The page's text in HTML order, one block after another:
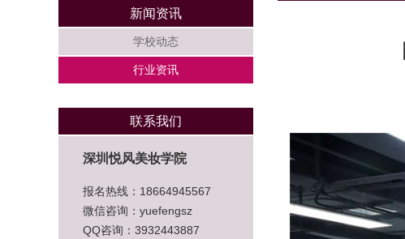
新闻资讯
学校动态
行业资讯
联系我们
深圳悦风美妆学院
报名热线：18664945567
微信咨询：yuefengsz
QQ咨询：3932443887